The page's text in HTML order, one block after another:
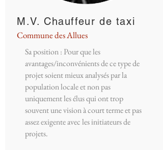
M.V. Chauffeur de taxi
Commune des Allues
Sa position : Pour que les
avantages/inconvénients de ce type de
projet soient mieux analysés par la
population locale et non pas
uniquement les élus qui ont trop
souvent une vision à court terme et pas
assez exigente avec les initiateurs de
projets.